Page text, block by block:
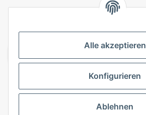
Alle akzeptieren
Konfigurieren
Ablehnen